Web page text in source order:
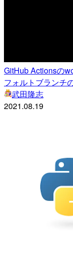
GitHub Actionsの
フォルトブランチ
武田隆志
2021.08.19